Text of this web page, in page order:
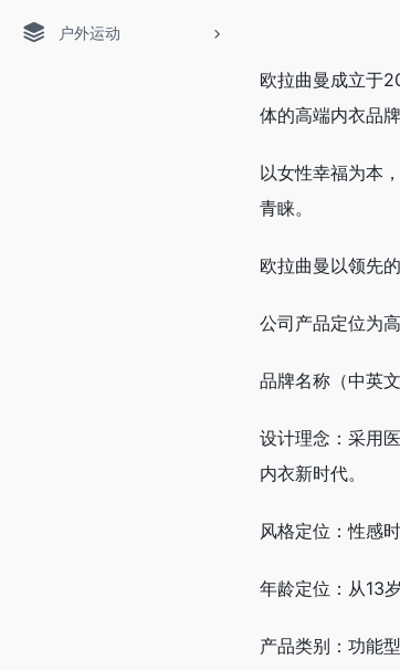
户外运动
欧拉曲曼成立于
体的高端内衣品牌
以女性幸福为本
青睐。
欧拉曲曼以领先
公司产品定位为
品牌名称（中英
设计理念：采用
内衣新时代。
风格定位：性感时
年龄定位：从13
产品类别：功能